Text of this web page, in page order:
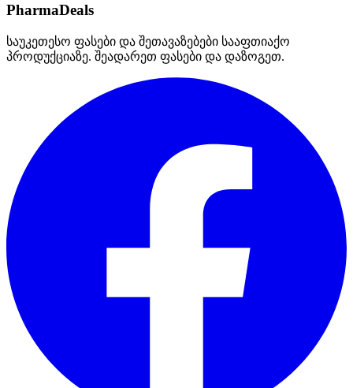
PharmaDeals
საუკეთესო ფასები და შეთავაზებები სააფთიაქო
პროდუქციაზე. შეადარეთ ფასები და დაზოგეთ.